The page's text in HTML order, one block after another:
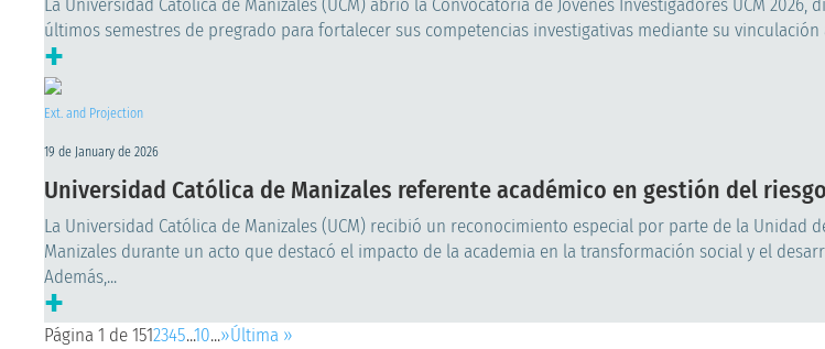
La Universidad Católica de Manizales (UCM) abrió la Convocatoria de Jóvenes Investigadores UCM
últimos semestres de pregrado para fortalecer sus competencias investigativas mediante su
+
Ext. and Projection
19 de January de 2026
Universidad Católica de Manizales referente académico en gestión del riesgo
La Universidad Católica de Manizales (UCM) recibió un reconocimiento especial por parte de la Unidad
Manizales durante un acto que destacó el impacto de la academia en la transformación social y el
Además,...
+
Página 1 de 1512345...10...»Última »